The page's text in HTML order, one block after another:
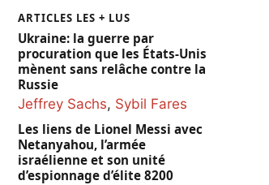
ARTICLES LES + LUS
Ukraine: la guerre par
procuration que les États-Unis
mènent sans relâche contre la
Russie
Jeffrey Sachs, Sybil Fares
Les liens de Lionel Messi avec
Netanyahou, l’armée
israélienne et son unité
d’espionnage d’élite 8200